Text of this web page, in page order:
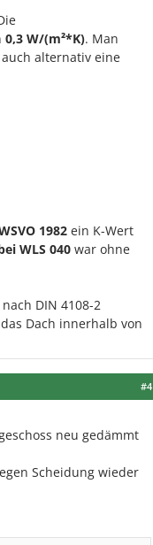
0,3 W/(m²*K). Man
alternativ eine
1982 ein K-Wert
WLS 040 war ohne
DIN 4108-2
Dach innerhalb von
#4
neu gedämmt
Scheidung wieder